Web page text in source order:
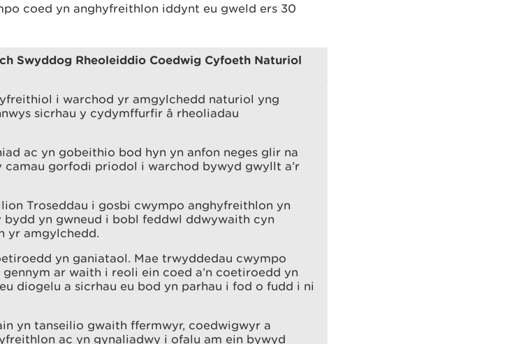
coed yn anghyfreithlon iddynt eu gweld ers 30
Swyddog Rheoleiddio Coedwig Cyfoeth Naturiol
i warchod yr amgylchedd naturiol yng
sicrhau y cydymffurfir â rheoliadau
ac yn gobeithio bod hyn yn anfon neges glir na
gorfodi priodol i warchod bywyd gwyllt a’r
Troseddau i gosbi cwympo anghyfreithlon yn
yn gwneud i bobl feddwl ddwywaith cyn
yr amgylchedd.
yn ganiataol. Mae trwyddedau cwympo
gennym ar waith i reoli ein coed a’n coetiroedd yn
diogelu a sicrhau eu bod yn parhau i fod o fudd i ni
yn tanseilio gwaith ffermwyr, coedwigwyr a
ac yn gynaliadwy i ofalu am ein bywyd